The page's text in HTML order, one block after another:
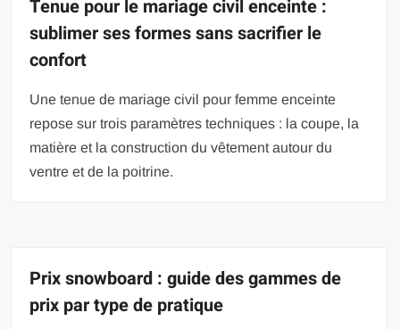
Tenue pour le mariage civil enceinte :
sublimer ses formes sans sacrifier le
confort
Une tenue de mariage civil pour femme enceinte
repose sur trois paramètres techniques : la coupe, la
matière et la construction du vêtement autour du
ventre et de la poitrine.
Prix snowboard : guide des gammes de
prix par type de pratique